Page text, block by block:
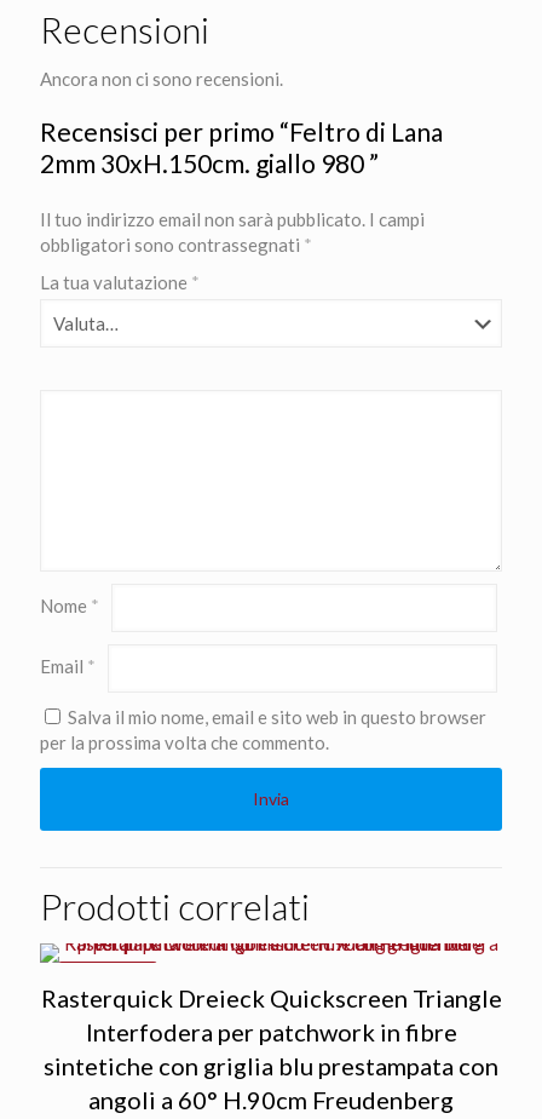
Recensioni
Ancora non ci sono recensioni.
Recensisci per primo “Feltro di Lana
2mm 30xH.150cm. giallo 980 ”
Il tuo indirizzo email non sarà pubblicato. I campi
obbligatori sono contrassegnati *
La tua valutazione *
Nome *
Email *
Salva il mio nome, email e sito web in questo browser
per la prossima volta che commento.
Prodotti correlati
Rasterquick Dreieck Quickscreen Triangle
Interfodera per patchwork in fibre
sintetiche con griglia blu prestampata con
angoli a 60° H.90cm Freudenberg